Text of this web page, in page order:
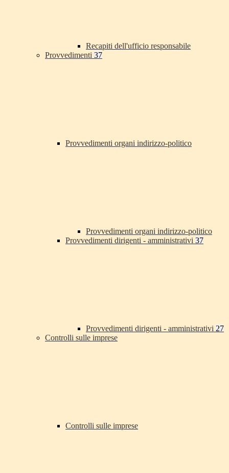
Recapiti dell'ufficio responsabile
Provvedimenti 37
Provvedimenti organi indirizzo-politico
Provvedimenti organi indirizzo-politico
Provvedimenti dirigenti - amministrativi 37
Provvedimenti dirigenti - amministrativi 27
Controlli sulle imprese
Controlli sulle imprese